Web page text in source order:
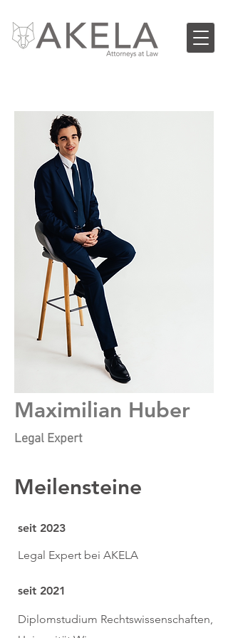
Maximilian Huber
Legal Expert
Meilensteine
seit 2023
Legal Expert bei AKELA
seit 2021
Diplomstudium Rechtswissenschaften,